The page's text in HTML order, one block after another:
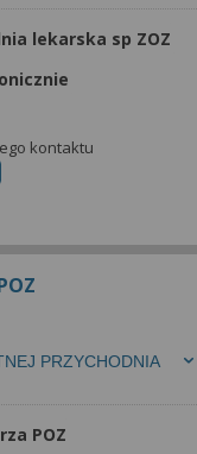
lekarska sp ZOZ
kontaktu
rejestracji
PRZYCHODNIA
POZ